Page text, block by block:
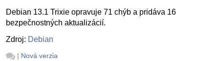
Debian 13.1 Trixie opravuje 71 chýb a pridáva 16
bezpečnostných aktualizácií.
Zdroj: Debian
| Nová verzia